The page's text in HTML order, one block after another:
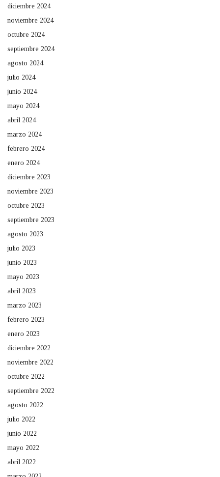
diciembre 2024
noviembre 2024
octubre 2024
septiembre 2024
agosto 2024
julio 2024
junio 2024
mayo 2024
abril 2024
marzo 2024
febrero 2024
enero 2024
diciembre 2023
noviembre 2023
octubre 2023
septiembre 2023
agosto 2023
julio 2023
junio 2023
mayo 2023
abril 2023
marzo 2023
febrero 2023
enero 2023
diciembre 2022
noviembre 2022
octubre 2022
septiembre 2022
agosto 2022
julio 2022
junio 2022
mayo 2022
abril 2022